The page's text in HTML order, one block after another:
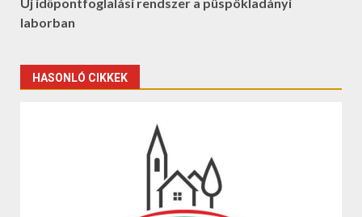
Új időpontfoglalási rendszer a püspökladányi
laborban
HASONLÓ CIKKEK